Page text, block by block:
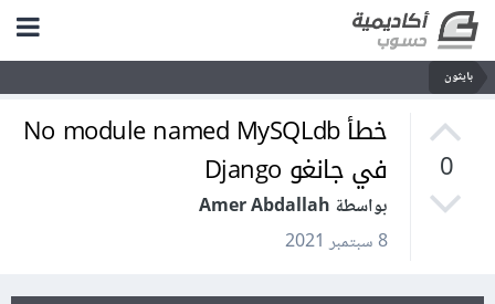
بايثون
0
خطأ No module named MySQLdb
في جانغو Django
بواسطة Amer Abdallah
8 سبتمبر 2021